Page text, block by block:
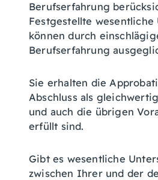
Berufserfahrung
Festgestellte wesentliche
können durch
Berufserfahrung
Sie erhalten die
Abschluss als
und auch die übrigen
erfüllt sind.
Gibt es wesentliche
zwischen Ihrer und der